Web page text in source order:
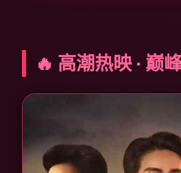
🔥 高潮热映 · 巅